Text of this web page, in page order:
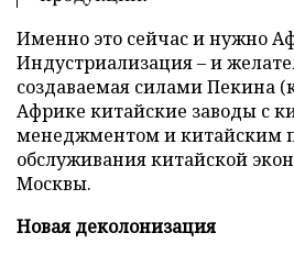
Именно это сейчас и нужно
Индустриализация – и
создаваемая силами Пекина
Африке китайские заводы с
менеджментом и китайским
обслуживания китайской
Москвы.
Новая деколонизация